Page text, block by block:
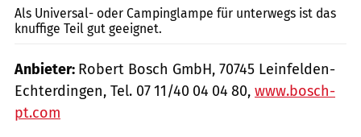
Als Universal- oder Campinglampe für unterwegs ist das
knuffige Teil gut geeignet.
Anbieter: Robert Bosch GmbH, 70745 Leinfelden-
Echterdingen, Tel. 07 11/40 04 04 80, www.bosch-
pt.com